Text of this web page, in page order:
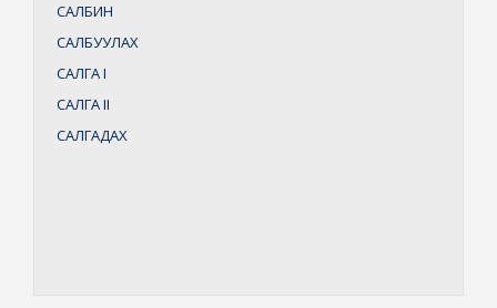
САЛБИН
САЛБУУЛАХ
САЛГАI
САЛГАII
САЛГАДАХ